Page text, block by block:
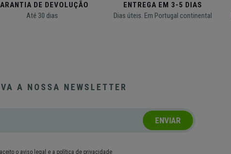
DE DEVOLUÇÃO
Até 30 dias
ENTREGA EM 3-5 DIAS
Dias úteis. Em Portugal continental
A NOSSA NEWSLETTER
ENVIAR
o aviso legal e a política de privacidade